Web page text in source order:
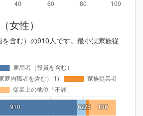
女性）
含む）の910人です。最小は家族従